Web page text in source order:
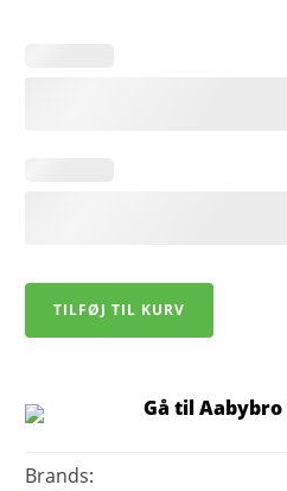
Craft
2.0
Herre
TILFØJ TIL KURV
Gå til
Brands: